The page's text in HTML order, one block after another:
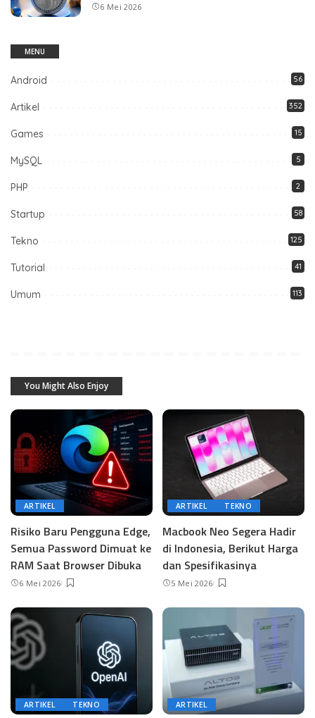
6 Mei 2026
MENU
Android 56
Artikel 352
Games 15
MySQL 5
PHP 2
Startup 58
Tekno 125
Tutorial 41
Umum 113
You Might Also Enjoy
ARTIKEL
Risiko Baru Pengguna Edge,
Semua Password Dimuat ke
RAM Saat Browser Dibuka
6 Mei 2026
ARTIKEL TEKNO
Macbook Neo Segera Hadir
di Indonesia, Berikut Harga
dan Spesifikasinya
5 Mei 2026
ARTIKEL TEKNO ARTIKEL